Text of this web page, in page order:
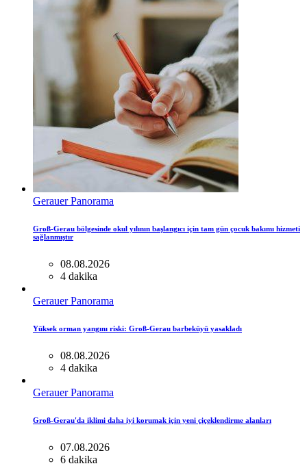
Gerauer Panorama
Groß-Gerau bölgesinde okul yılının başlangıcı için tam gün çocuk bakımı hizmeti
sağlanmıştır
08.08.2026
4 dakika
Gerauer Panorama
Yüksek orman yangını riski: Groß-Gerau barbeküyü yasakladı
08.08.2026
4 dakika
Gerauer Panorama
Groß-Gerau'da iklimi daha iyi korumak için yeni çiçeklendirme alanları
07.08.2026
6 dakika